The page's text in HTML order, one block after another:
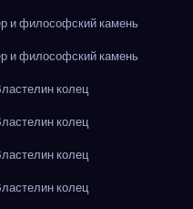
и философский камень
и философский камень
колец
колец
колец
колец